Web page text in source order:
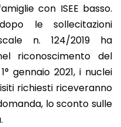
con ISEE basso.
le sollecitazioni
n. 124/2019 ha
riconoscimento del
gennaio 2021, i nuclei
richiesti riceveranno
lo sconto sulle